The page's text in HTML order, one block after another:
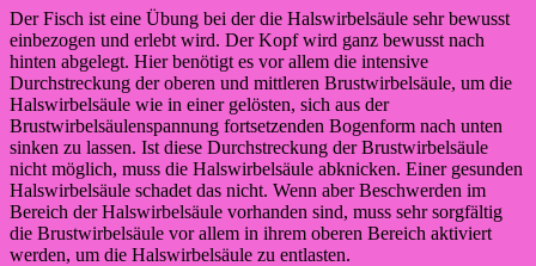
Der Fisch ist eine Übung bei der die Halswirbelsäule sehr bewusst
einbezogen und erlebt wird. Der Kopf wird ganz bewusst nach
hinten abgelegt. Hier benötigt es vor allem die intensive
Durchstreckung der oberen und mittleren Brustwirbelsäule, um die
Halswirbelsäule wie in einer gelösten, sich aus der
Brustwirbelsäulenspannung fortsetzenden Bogenform nach unten
sinken zu lassen. Ist diese Durchstreckung der Brustwirbelsäule
nicht möglich, muss die Halswirbelsäule abknicken. Einer gesunden
Halswirbelsäule schadet das nicht. Wenn aber Beschwerden im
Bereich der Halswirbelsäule vorhanden sind, muss sehr sorgfältig
die Brustwirbelsäule vor allem in ihrem oberen Bereich aktiviert
werden, um die Halswirbelsäule zu entlasten.